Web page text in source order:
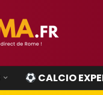
CALCIO